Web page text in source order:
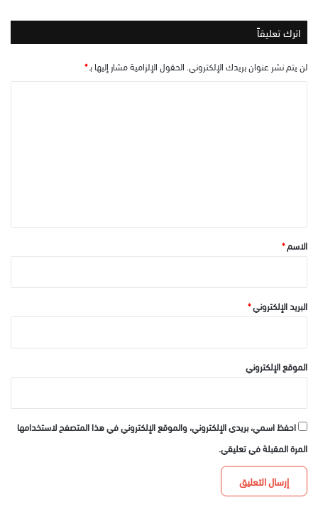
اترك تعليقاً
لن يتم نشر عنوان بريدك الإلكتروني. الحقول الإلزامية مشار إليها بـ*
*الاسم*
البريد الإلكتروني*
الموقع الإلكتروني
احفظ اسمي، بريدي الإلكتروني، والموقع الإلكتروني في هذا المتصفح لاستخدامها
المرة المقبلة في تعليقي.